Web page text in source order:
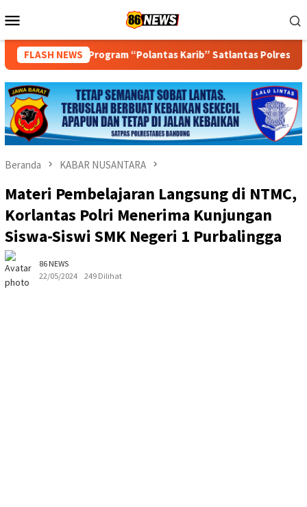
ke
Mobile
FLASH NEWS
“Polantas Karib” Satlantas Polres Sukabumi Kota
Beranda KABAR NUSANTARA
Materi Pembelajaran Langsung di NTMC,
Korlantas Polri Menerima Kunjungan
Siswa-Siswi SMK Negeri 1 Purbalingga
86 NEWS
22/05/2024
249 Dilihat